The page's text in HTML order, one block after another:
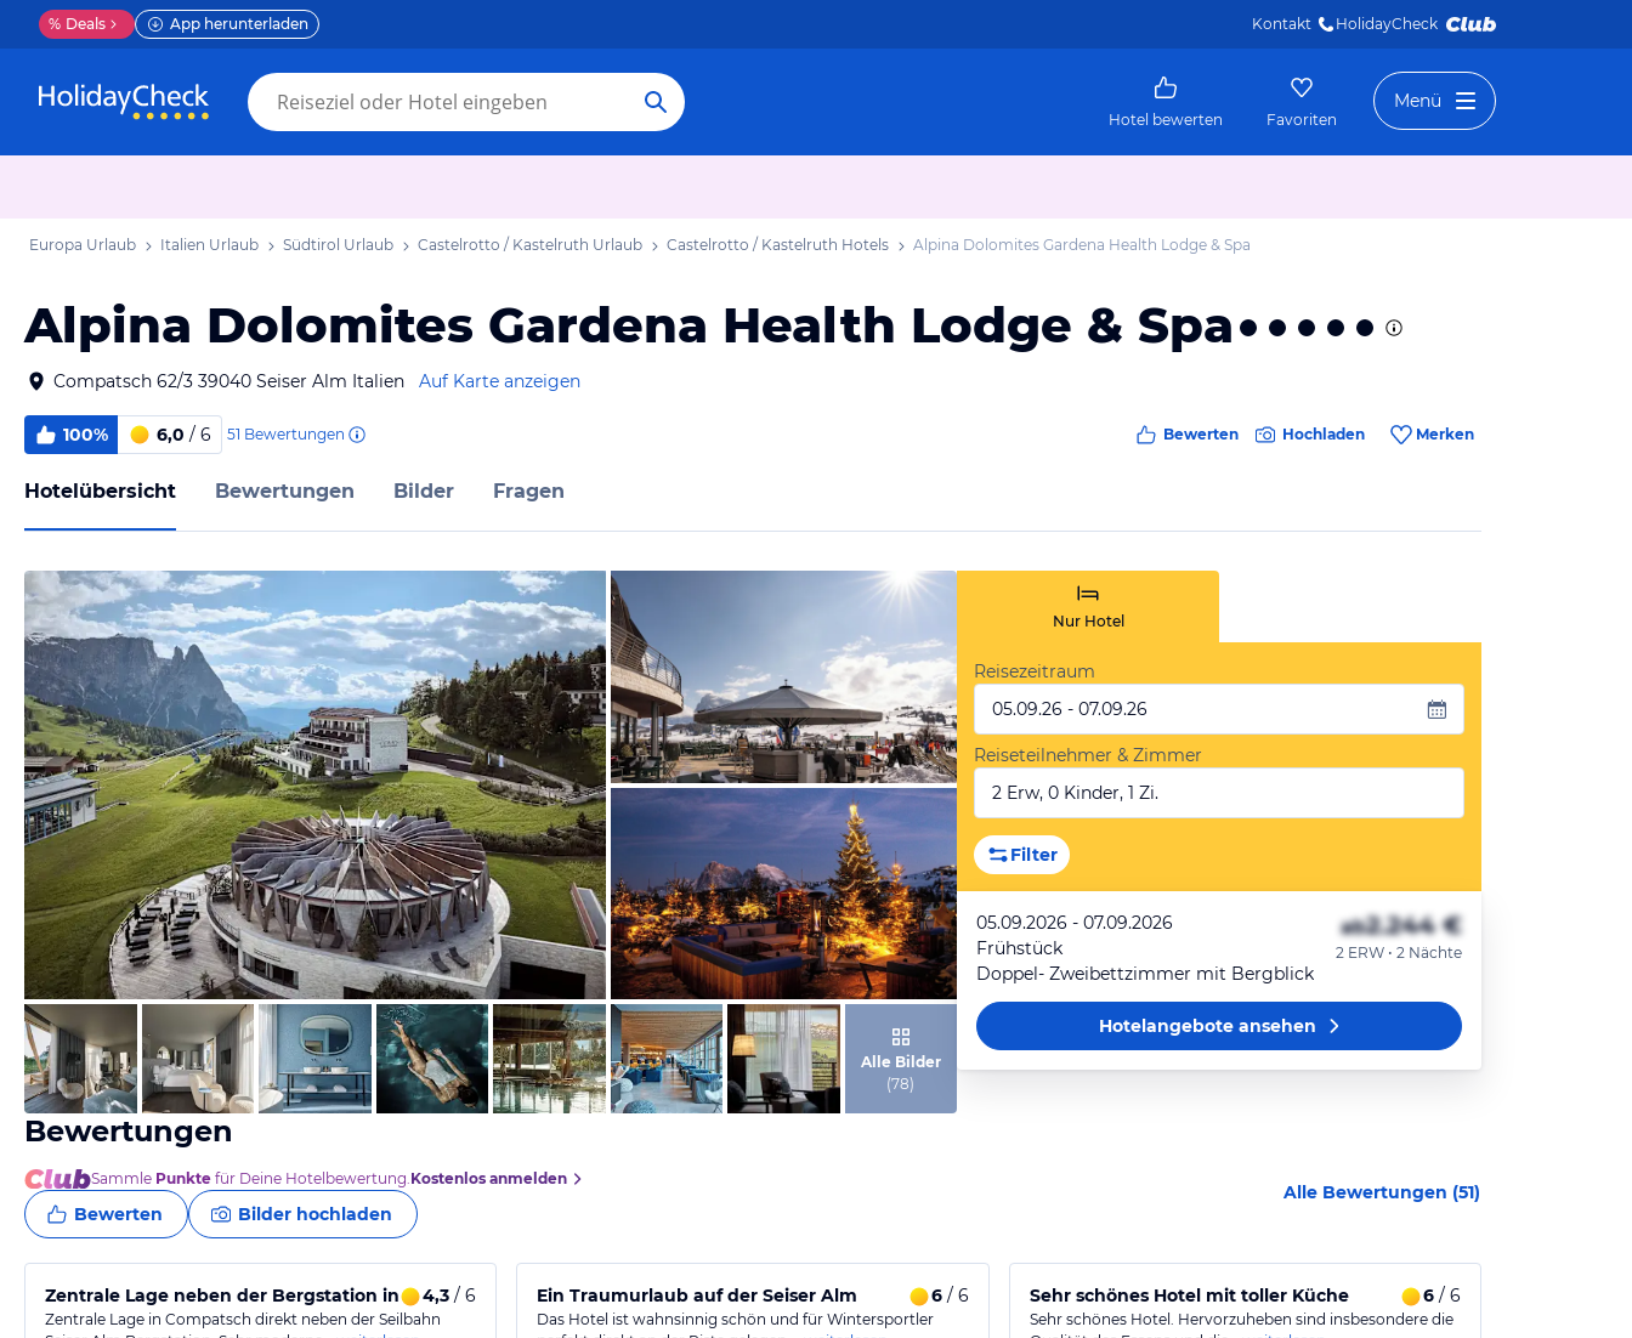
% Deals App herunterladen Kontakt HolidayCheck
Hotel bewerten Favoriten
Menü
Europa Urlaub Italien Urlaub Südtirol Urlaub Castelrotto / Kastelruth Urlaub Castelrotto / Kastelruth Hotels Alpina Dolomites Gardena Health Lodge & Spa
Alpina Dolomites Gardena Health Lodge & Spa
Compatsch 62/3 39040 Seiser Alm Italien Auf Karte anzeigen
100% 6,0 / 6 51 Bewertungen Bewerten Hochladen Merken
Hotelübersicht Bewertungen Bilder Fragen
von Expedia
von Expedia
von Expedia
Alle Bilder
(78)
Nur Hotel
Reisezeitraum
05.09.26 - 07.09.26
Reiseteilnehmer & Zimmer
2 Erw, 0 Kinder, 1 Zi.
Filter
05.09.2026 - 07.09.2026
Frühstück
Doppel- Zweibettzimmer mit Bergblick
ab2.244 €
2 ERW • 2 Nächte
Hotelangeboteansehen
Bewertungen
Sammle Punkte für Deine Hotelbewertung.Kostenlos anmelden
Bewerten Bilder hochladen
Alle Bewertungen (51)
Zentrale Lage neben der Bergstation in Compatsch
4,3 / 6
Zentrale Lage in Compatsch direkt neben der Seilbahn
Ein Traumurlaub auf der Seiser Alm 6/ 6
Das Hotel ist wahnsinnig schön und für Wintersportler
Sehr schönes Hotel mit toller Küche 6/ 6
Sehr schönes Hotel. Hervorzuheben sind insbesondere die